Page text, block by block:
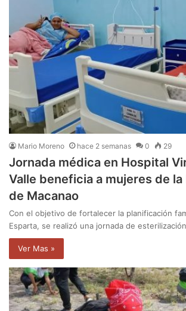
Mario Moreno hace 2 semanas 0 29
Jornada médica en Hospital
Valle beneficia a mujeres de la
de Macanao
Con el objetivo de fortalecer la planificación
Esparta, se realizó una jornada de
Ver Mas »